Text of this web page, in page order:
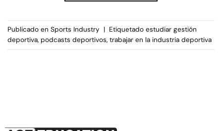
Publicado en Sports Industry | Etiquetado estudiar gestión
deportiva, podcasts deportivos, trabajar en la industria deportiva